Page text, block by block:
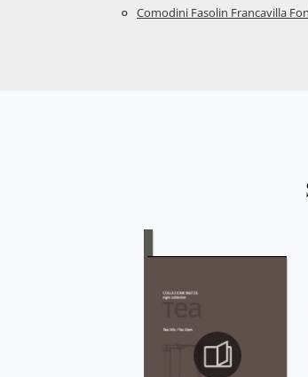
Comodini Fasolin Francavilla